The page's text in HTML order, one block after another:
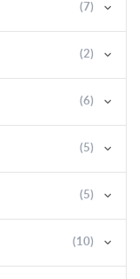
(7)
(2)
(6)
(5)
(5)
(10)